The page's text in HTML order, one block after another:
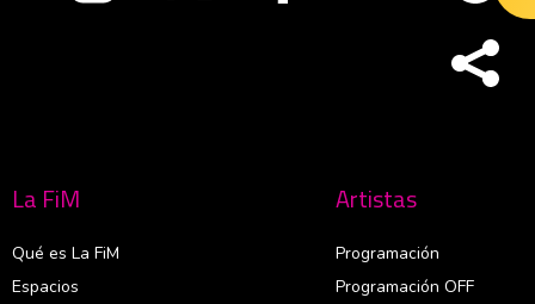
La FiM
Qué es La FiM
Espacios
Artistas
Programación
Programación OFF